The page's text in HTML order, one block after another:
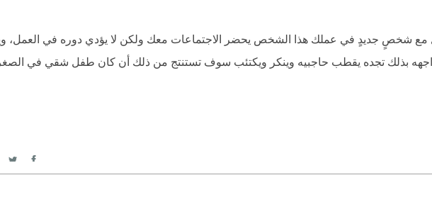
شخصٍ جديدٍ في عملك هذا الشخص يحضر الاجتماعات معك ولكن لا يؤدي دوره في العمل،
بذلك تجده يقطب حاجبيه وينكر ويكتئب سوف تستنتج من ذلك أن كان طفل شقي في